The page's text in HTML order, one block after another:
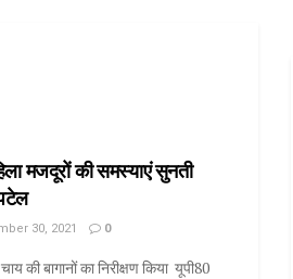
मजदूरों की समस्याएं सुनती
30, 2021 0
की बागानों का निरीक्षण किया यूपी80